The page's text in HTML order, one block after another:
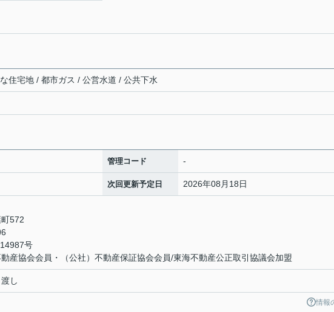
住宅地 / 都市ガス / 公営水道 / 公共下水
管理コード -
次回更新予定日 2026年08月18日
572
号
動産協会会員・（公社）不動産保証協会会員/東海不動産公正取引協議会加盟
し
情報